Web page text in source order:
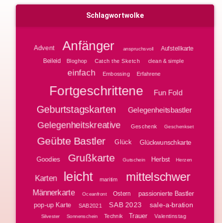
Schlagwortwolke
Advent Anfänger anspruchsvoll
Aufstellkarte
Beileid
Bloghop Catch the Sketch clean & simple
einfach Embossing Erfahrene
Fortgeschrittene Fun Fold
Geburtstagskarten Gelegenheitsbastler
Gelegenheitskreative Geschenk Geschenkset
Geübte Bastler Glück Glückwunschkarte
Goodies Grußkarte Gutschein Herbst Herzen
Karten leicht maritim mittelschwer
Männerkarte Oceanfront Ostern
passionierte Bastler
pop-up Karte
SAB2021 SAB 2023 sale-a-bration
Silvester Sonnenschein Technik Trauer Valentinstag